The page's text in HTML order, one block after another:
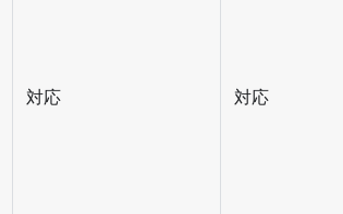
対応 対応